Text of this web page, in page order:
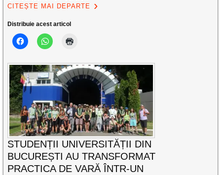
CITEȘTE MAI DEPARTE
Distribuie acest articol
STUDENȚII UNIVERSITĂȚII DIN
BUCUREȘTI AU TRANSFORMAT
PRACTICA DE VARĂ ÎNTR-UN